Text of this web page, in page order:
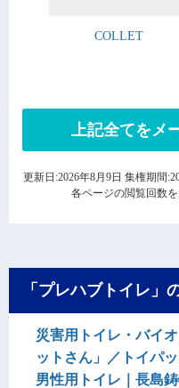
COLLET
上記全てをメ
更新日:2026年8月9日 集権期間
各ページの閲覧回数
「プレハブトイレ」
災害用トイレ・バイ
ットさん」／トイパ
男性用トイレ｜長島